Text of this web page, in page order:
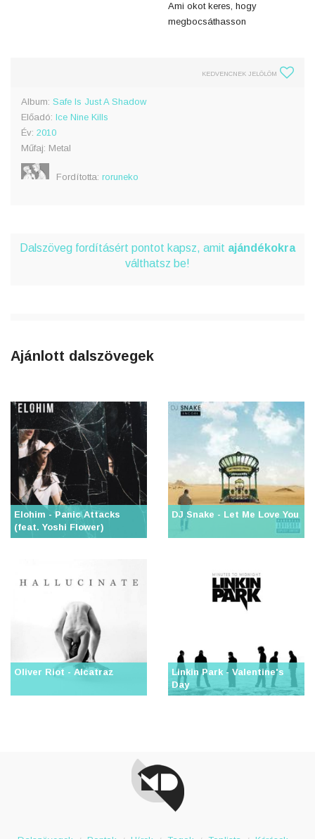
Ami okot keres, hogy
megbocsáthasson
KEDVENCNEK JELÖLÖM
Album: Safe Is Just A Shadow
Előadó: Ice Nine Kills
Év: 2010
Műfaj: Metal
Fordította: roruneko
Dalszöveg fordításért pontot kapsz, amit ajándékokra
válthatsz be!
Ajánlott dalszövegek
Elohim - Panic Attacks
(feat. Yoshi Flower)
DJ Snake - Let Me Love You
Oliver Riot - Alcatraz
Linkin Park - Valentine's
Day